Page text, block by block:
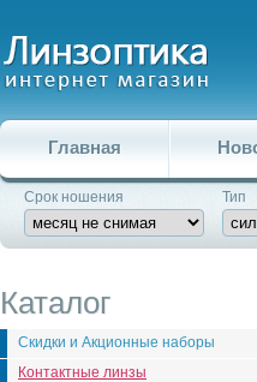
Главная
Срок ношения Тип
Каталог
Скидки и Акционные наборы
Контактные линзы